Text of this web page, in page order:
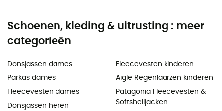
Schoenen, kleding & uitrusting : meer
categorieën
Donsjassen dames
Parkas dames
Fleecevesten dames
Donsjassen heren
Fleecevesten kinderen
Aigle Regenlaarzen kinderen
Patagonia Fleecevesten &
Softshelljacken